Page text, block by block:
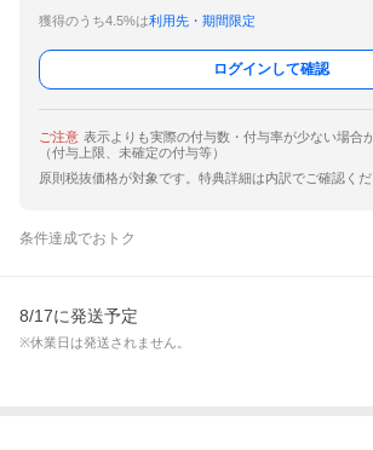
獲得のうち4.5%は利用先・期間限定
ログインして確認
ご注意 表示よりも実際の付与数・付与率が少ない場合
（付与上限、未確定の付与等）
原則税抜価格が対象です。特典詳細は内訳でご確認くだ
条件達成でおトク
8/17に発送予定
※休業日は発送されません。